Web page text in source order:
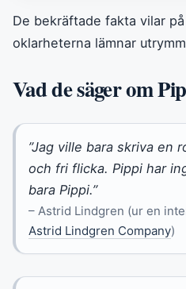
De bekräftade fakta vilar
oklarheterna lämnar
Vad de säger om
”Jag ville bara skriva en
och fri flicka. Pippi har
bara Pippi.”
– Astrid Lindgren (ur en
Astrid Lindgren Company)